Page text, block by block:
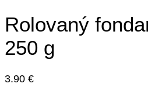
Rolovaný
250 g
3.90 €